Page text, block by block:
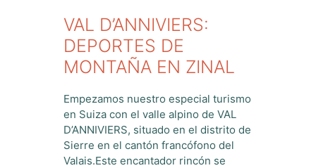
VAL D’ANNIVIERS:
DEPORTES DE
MONTAÑA EN ZINAL
Empezamos nuestro especial turismo
en Suiza con el valle alpino de VAL
D’ANNIVIERS, situado en el distrito de
Sierre en el cantón francófono del
Valais.Este encantador rincón se